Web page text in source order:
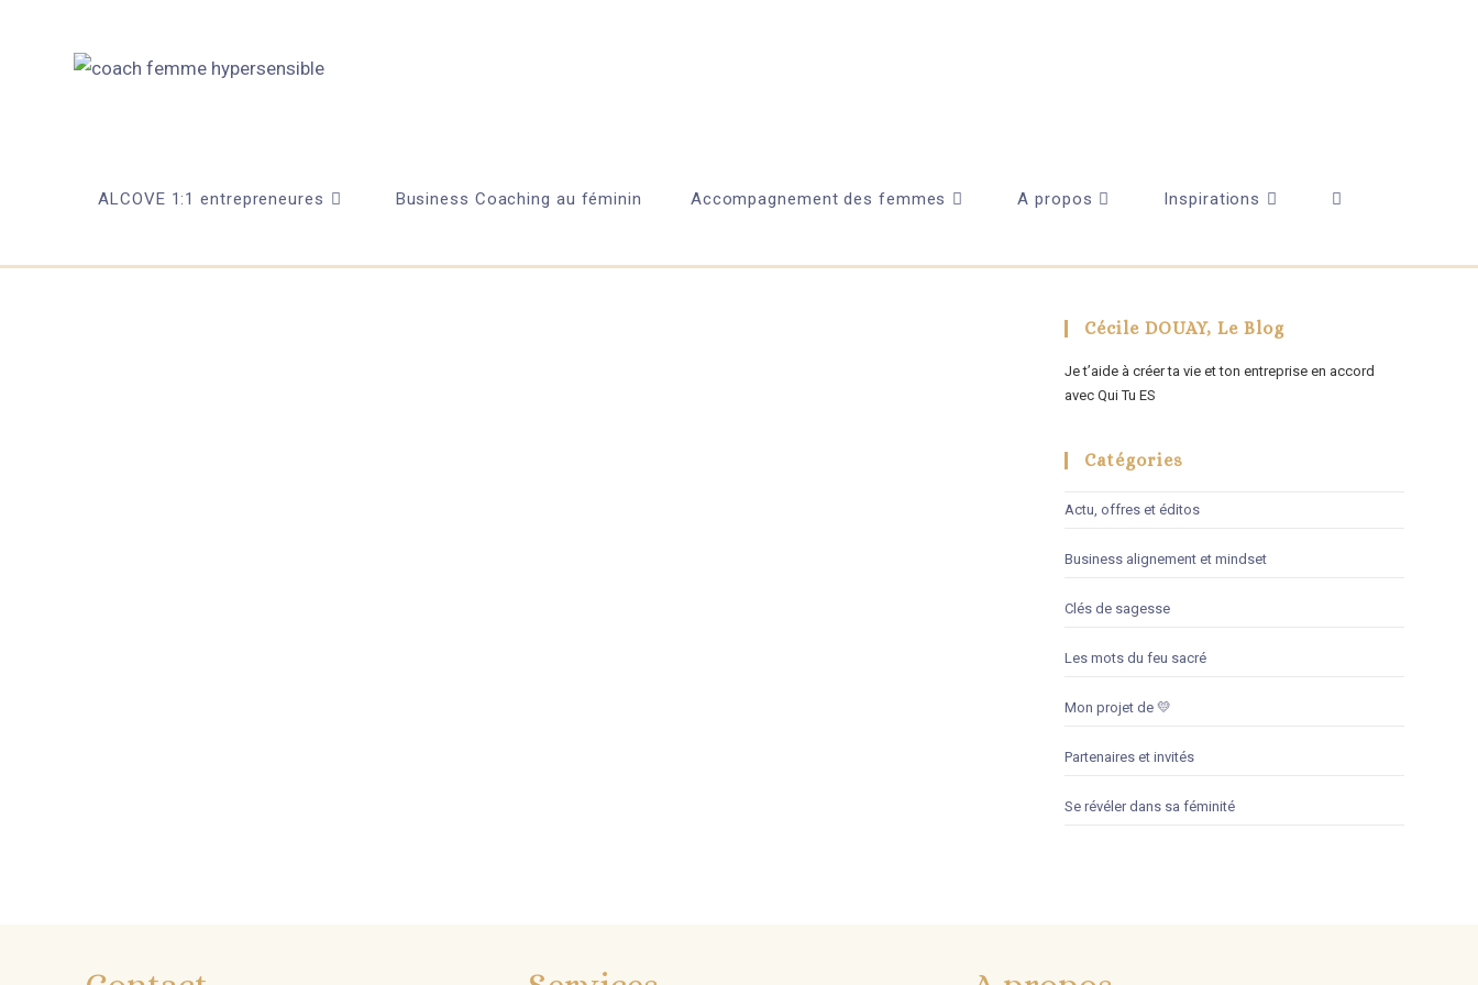
ALCOVE 1:1 entrepreneures Business Coaching au féminin Accompagnement des femmes A propos Inspirations
Cécile DOUAY, Le Blog
Je t’aide à créer ta vie et ton entreprise en accord
avec Qui Tu ES
Catégories
Actu, offres et éditos
Business alignement et mindset
Clés de sagesse
Les mots du feu sacré
Mon projet de 💛
Partenaires et invités
Se révéler dans sa féminité